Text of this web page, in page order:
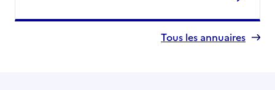
Tous les annuaires